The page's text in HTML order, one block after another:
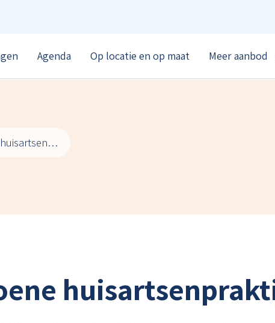
Agenda Op locatie en op maat Meer aanbod
De groene huisartsenpraktijk